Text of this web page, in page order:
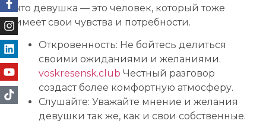
что девушка — это человек, который тоже
имеет свои чувства и потребности.
Откровенность: Не бойтесь делиться
своими ожиданиями и желаниями.
voskresensk.club Честный разговор
создаст более комфортную атмосферу.
Слушайте: Уважайте мнение и желания
девушки так же, как и свои собственные.